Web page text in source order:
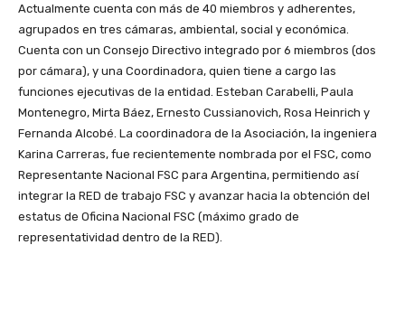
Actualmente cuenta con más de 40 miembros y adherentes,
agrupados en tres cámaras, ambiental, social y económica.
Cuenta con un Consejo Directivo integrado por 6 miembros (dos
por cámara), y una Coordinadora, quien tiene a cargo las
funciones ejecutivas de la entidad. Esteban Carabelli, Paula
Montenegro, Mirta Báez, Ernesto Cussianovich, Rosa Heinrich y
Fernanda Alcobé. La coordinadora de la Asociación, la ingeniera
Karina Carreras, fue recientemente nombrada por el FSC, como
Representante Nacional FSC para Argentina, permitiendo así
integrar la RED de trabajo FSC y avanzar hacia la obtención del
estatus de Oficina Nacional FSC (máximo grado de
representatividad dentro de la RED).